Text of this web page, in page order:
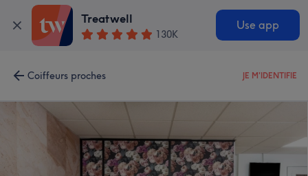
Treatwell
130K
Use app
Coiffeurs proches JE M'IDENTIFIE